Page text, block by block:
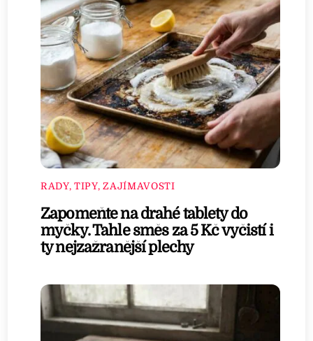
RADY, TIPY, ZAJÍMAVOSTI
Zapomeňte na drahé tablety do
myčky. Tahle směs za 5 Kč vyčistí i
ty nejzažranější plechy